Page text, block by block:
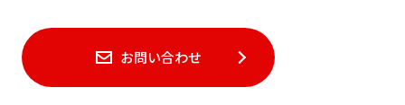
アドバン工業株式会社
お問い合わせ